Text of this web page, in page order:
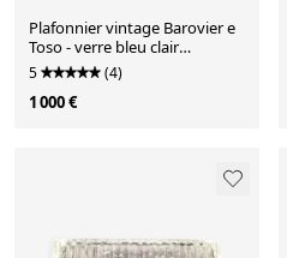
Plafonnier vintage Barovier e
Toso - verre bleu clair
transparent avec structure -
Hollywood Regency - Mid
Century Italie années 60 -
5 (4)
1 000 €